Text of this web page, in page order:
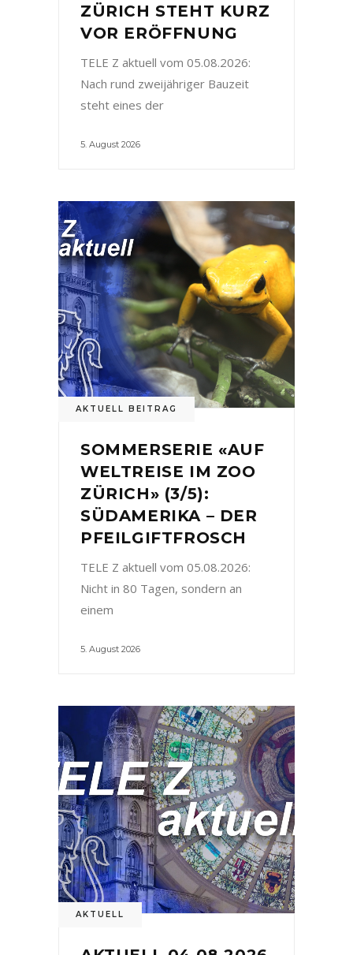
ZÜRICH STEHT KURZ
VOR ERÖFFNUNG
TELE Z aktuell vom 05.08.2026:
Nach rund zweijähriger Bauzeit
steht eines der
5. August 2026
AKTUELL BEITRAG
SOMMERSERIE «AUF
WELTREISE IM ZOO
ZÜRICH» (3/5):
SÜDAMERIKA – DER
PFEILGIFTFROSCH
TELE Z aktuell vom 05.08.2026:
Nicht in 80 Tagen, sondern an
einem
5. August 2026
AKTUELL